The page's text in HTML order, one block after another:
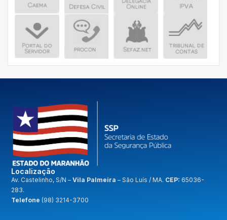
Localização
Av. Castelinho, S/N –Vila Palmeira– São Luís / MA. CEP: 65036-
283.
Telefone (98) 3214-3700